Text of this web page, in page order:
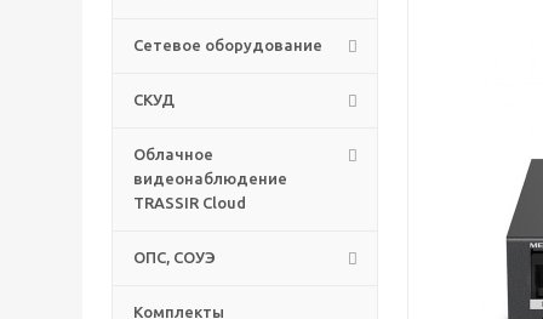
Сетевое оборудование
СКУД
Облачное
видеонаблюдение
TRASSIR Cloud
ОПС, СОУЭ
Комплекты